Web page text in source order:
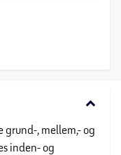
keyboard_arrow_down
, mellem,- og
inden- og